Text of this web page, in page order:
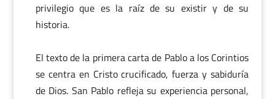
privilegio que es la raíz de su existir y de su
historia.
El texto de la primera carta de Pablo a los Corintios
se centra en Cristo crucificado, fuerza y sabiduría
de Dios. San Pablo refleja su experiencia personal,